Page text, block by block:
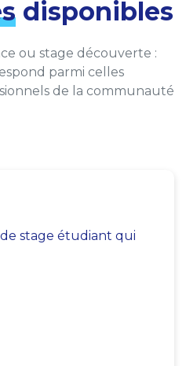
disponibles
ou stage découverte :
parmi celles
de la communauté
stage étudiant qui